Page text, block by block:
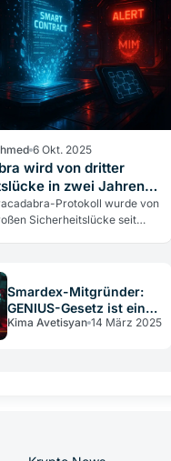
6 Okt. 2025
wird von dritter
in zwei Jahren
verliert 1,7 Millionen
Protokoll wurde von
Sicherheitslücke seit
Kreditprüfung für Smart
Smardex-Mitgründer:
GENIUS-Gesetz ist ein
Trojaner
Kima Avetisyan 14 März 2025